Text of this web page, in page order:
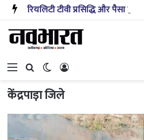
Menu Search forSwitch skin
केंद्रपाड़ा जिले